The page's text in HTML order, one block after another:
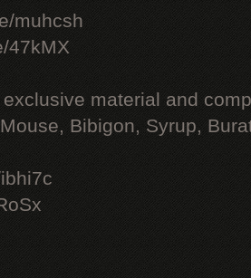
muhcsh
47kMX
material and
Bibigon, Syrup,